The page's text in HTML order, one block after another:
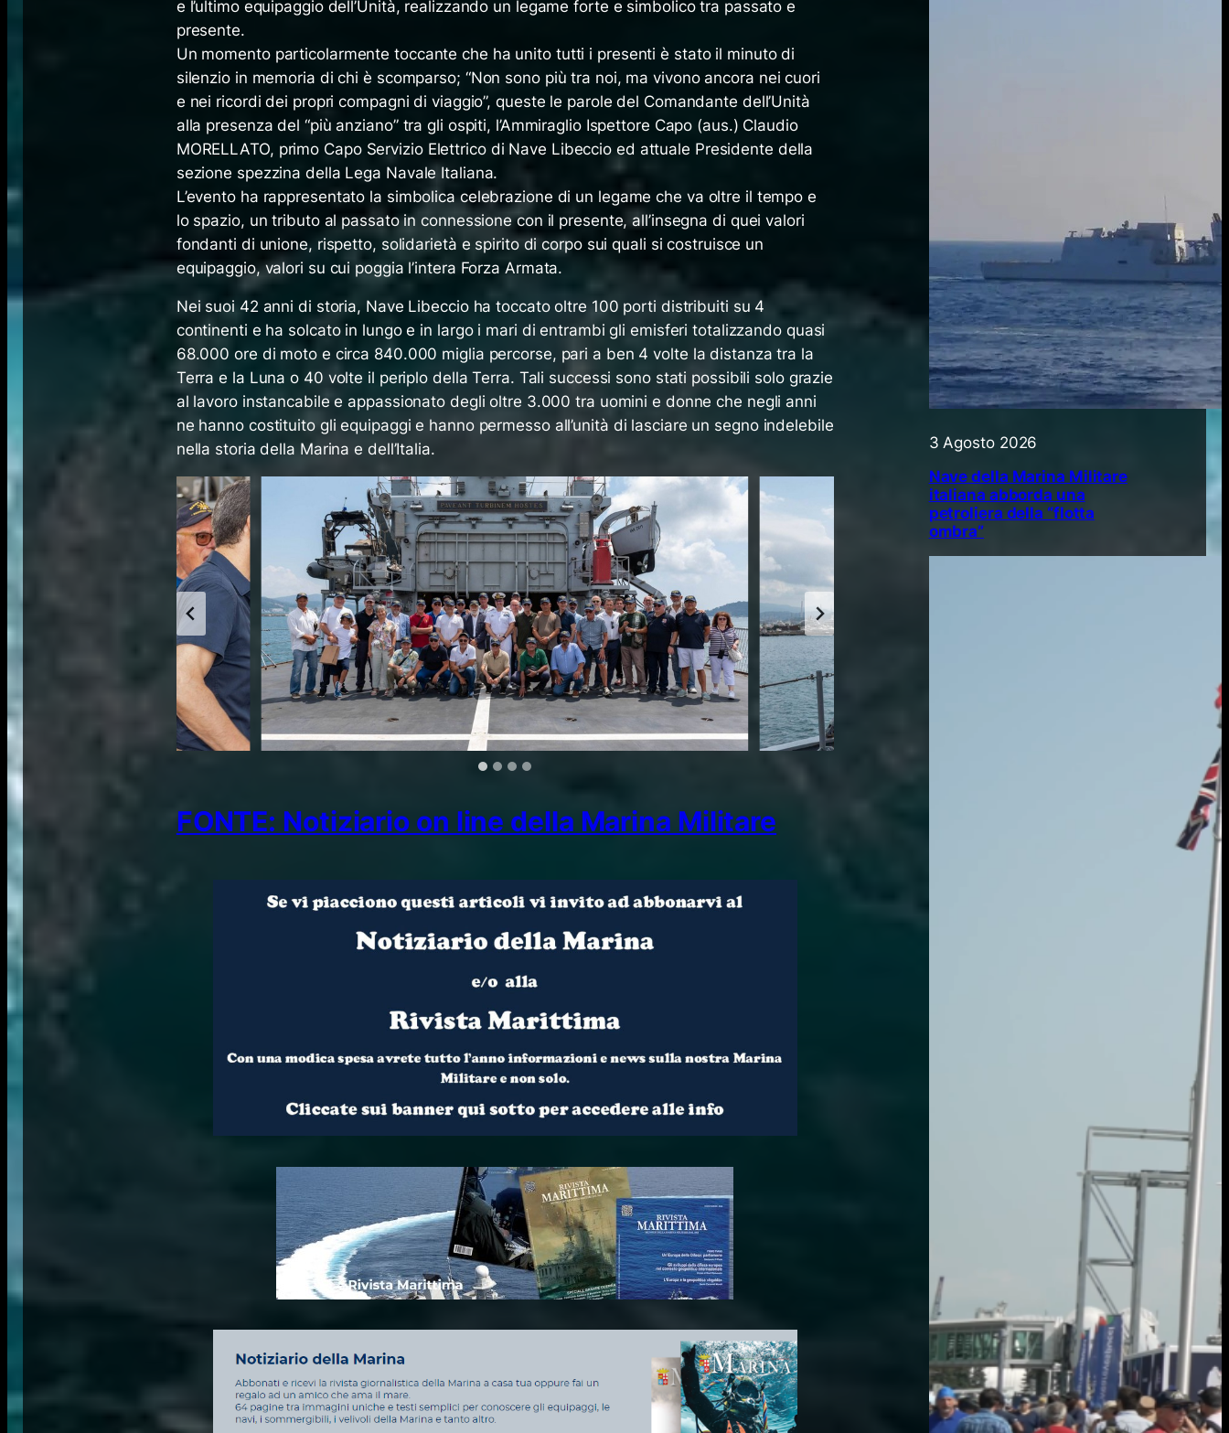
e l’ultimo equipaggio dell’Unità, realizzando un legame forte e simbolico tra passato e
presente.
Un momento particolarmente toccante che ha unito tutti i presenti è stato il minuto di
silenzio in memoria di chi è scomparso; “Non sono più tra noi, ma vivono ancora nei cuori
e nei ricordi dei propri compagni di viaggio”, queste le parole del Comandante dell’Unità
alla presenza del “più anziano” tra gli ospiti, l’Ammiraglio Ispettore Capo (aus.) Claudio
MORELLATO, primo Capo Servizio Elettrico di Nave Libeccio ed attuale Presidente della
sezione spezzina della Lega Navale Italiana.
L’evento ha rappresentato la simbolica celebrazione di un legame che va oltre il tempo e
lo spazio, un tributo al passato in connessione con il presente, all’insegna di quei valori
fondanti di unione, rispetto, solidarietà e spirito di corpo sui quali si costruisce un
equipaggio, valori su cui poggia l’intera Forza Armata.
Nei suoi 42 anni di storia, Nave Libeccio ha toccato oltre 100 porti distribuiti su 4
continenti e ha solcato in lungo e in largo i mari di entrambi gli emisferi totalizzando quasi
68.000 ore di moto e circa 840.000 miglia percorse, pari a ben 4 volte la distanza tra la
Terra e la Luna o 40 volte il periplo della Terra. Tali successi sono stati possibili solo grazie
al lavoro instancabile e appassionato degli oltre 3.000 tra uomini e donne che negli anni
ne hanno costituito gli equipaggi e hanno permesso all’unità di lasciare un segno indelebile
nella storia della Marina e dell’Italia.
FONTE: Notiziario on line della Marina Militare
3 Agosto 2026
Nave della Marina Militare
italiana abborda una
petroliera della “flotta
ombra”